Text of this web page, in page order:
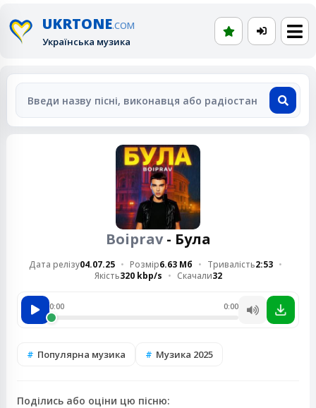
UKRTONE.COM
Українська музика
Boiprav- Була
Дата релізу04.07.25 Розмір6.63 Мб Тривалість2:53
Якість320 kbp/s Скачали32
0:00 0:00
Популярна музика Музика 2025
Поділись або оціни цю пісню: